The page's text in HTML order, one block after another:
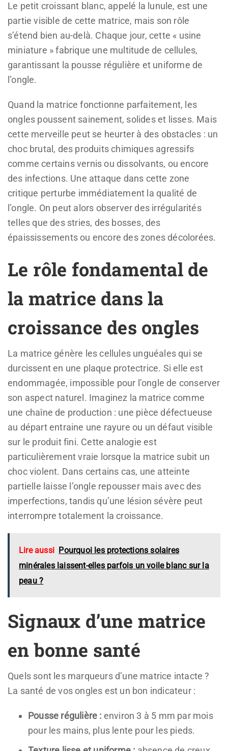
Le petit croissant blanc, appelé la lunule, est une
partie visible de cette matrice, mais son rôle
s’étend bien au-delà. Chaque jour, cette « usine
miniature » fabrique une multitude de cellules,
garantissant la pousse régulière et uniforme de
l’ongle.
Quand la matrice fonctionne parfaitement, les
ongles poussent sainement, solides et lisses. Mais
cette merveille peut se heurter à des obstacles : un
choc brutal, des produits chimiques agressifs
comme certains vernis ou dissolvants, ou encore
des infections. Une attaque dans cette zone
critique perturbe immédiatement la qualité de
l’ongle. On peut alors observer des irrégularités
telles que des stries, des bosses, des
épaississements ou encore des zones décolorées.
Le rôle fondamental de
la matrice dans la
croissance des ongles
La matrice génère les cellules unguéales qui se
durcissent en une plaque protectrice. Si elle est
endommagée, impossible pour l’ongle de conserver
son aspect naturel. Imaginez la matrice comme
une chaîne de production : une pièce défectueuse
au départ entraine une rayure ou un défaut visible
sur le produit fini. Cette analogie est
particulièrement vraie lorsque la matrice subit un
choc violent. Dans certains cas, une atteinte
partielle laisse l’ongle repousser mais avec des
imperfections, tandis qu’une lésion sévère peut
interrompre totalement la croissance.
Lire aussi Pourquoi les protections solaires
minérales laissent-elles parfois un voile blanc sur la
peau ?
Signaux d’une matrice
en bonne santé
Quels sont les marqueurs d’une matrice intacte ?
La santé de vos ongles est un bon indicateur :
Pousse régulière : environ 3 à 5 mm par mois
pour les mains, plus lente pour les pieds.